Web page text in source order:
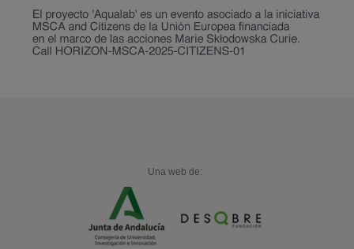
Una web de: